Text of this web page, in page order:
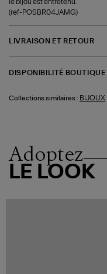
le bijou est entretenu.
(ref-POSBR04JAMG)
LIVRAISON ET RETOUR
DISPONIBILITÉ BOUTIQUE
Collections similaires : BIJOUX
Adoptez
LE LOOK